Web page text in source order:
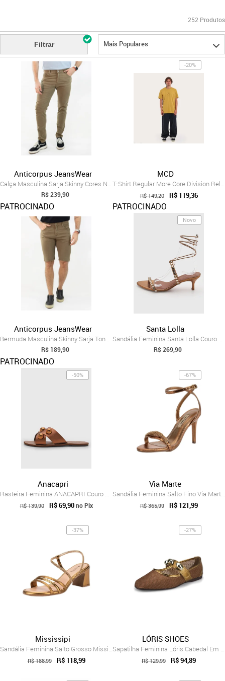
252 Produtos
Filtrar Mais Populares
Anticorpus JeansWear
Calça Masculina Sarja Skinny Cores Neutr...
R$ 239,90
PATROCINADO
-20%
MCD
T-Shirt Regular More Core Division Relev
R$ 149,20 R$ 119,36
PATROCINADO
Anticorpus JeansWear
Bermuda Masculina Skinny Sarja Tons Neut...
R$ 189,90
PATROCINADO
Novo
Santa Lolla
Sandália Feminina Santa Lolla Couro Salt...
R$ 269,90
-50%
Anacapri
Rasteira Feminina ANACAPRI Couro Tiras C...
R$ 139,90 R$ 69,90 no Pix
-67%
Via Marte
Sandália Feminina Salto Fino Via Marte 2...
R$ 365,99 R$ 121,99
-37%
Mississipi
Sandália Feminina Salto Grosso Mississip...
R$ 188,99 R$ 118,99
-27%
LÓRIS SHOES
Sapatilha Feminina Lóris Cabedal Em Tela...
R$ 129,99 R$ 94,89